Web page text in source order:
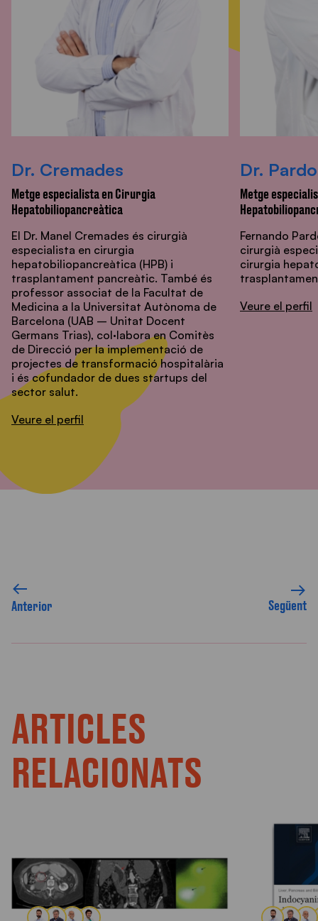
Dr. Cremades
Metge especialista en Cirurgia
Hepatobiliopancreàtica
El Dr. Manel Cremades és cirurgià
especialista en cirurgia
hepatobiliopancreàtica (HPB) i
trasplantament pancreàtic. També és
professor associat de la Facultat de
Medicina a la Universitat Autònoma de
Barcelona (UAB – Unitat Docent
Germans Trias), col·labora en Comitès
de Direcció per la implementació de
projectes de transformació hospitalària
i és cofundador de dues startups del
sector salut.
Veure el perfil
Dr. Pardo
Metge
Fernando
cirurgià
cirurgia
Veure el perfil
Anterior Següent
ARTICLES
RELACIONATS